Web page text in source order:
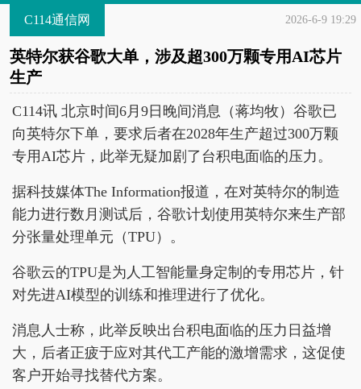
C114通信网 2026-6-9 19:29
英特尔获谷歌大单，涉及超300万颗专用AI芯片
生产
C114讯 北京时间6月9日晚间消息（蒋均牧）谷歌已
向英特尔下单，要求后者在2028年生产超过300万颗
专用AI芯片，此举无疑加剧了台积电面临的压力。
据科技媒体The Information报道，在对英特尔的制造
能力进行数月测试后，谷歌计划使用英特尔来生产部
分张量处理单元（TPU）。
谷歌云的TPU是为人工智能量身定制的专用芯片，针
对先进AI模型的训练和推理进行了优化。
消息人士称，此举反映出台积电面临的压力日益增
大，后者正疲于应对其代工产能的激增需求，这促使
客户开始寻找替代方案。